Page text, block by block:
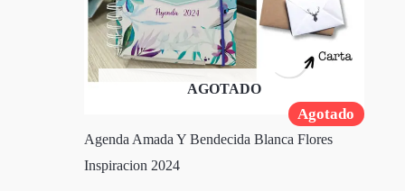
Agotado
AGOTADO
Agenda Amada Y Bendecida Blanca Flores
Inspiracion 2024